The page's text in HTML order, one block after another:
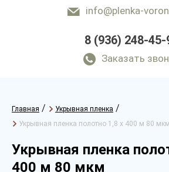
info@plenka-
8 (936) 248-45-
Заказать
Главная / Укрывная пленка /
Укрывная пленка полотно 1,8 х 400 м 80 мкм
Укрывная пленка
400 м 80 мкм